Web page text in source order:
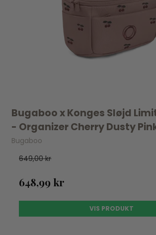
Bugaboo x Konges Sløjd
- Organizer Cherry Dusty
Bugaboo
649,00 kr
648,99 kr
VIS PRODUKT